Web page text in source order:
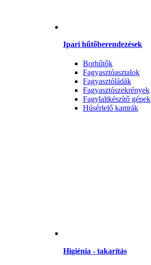
Ipari hűtőberendezések
Borhűtők
Fagyasztóasztalok
Fagyasztóládák
Fagyasztószekrények
Fagylaltkészítő gépek
Húsérlelő kamrák
Higiénia - takarítás